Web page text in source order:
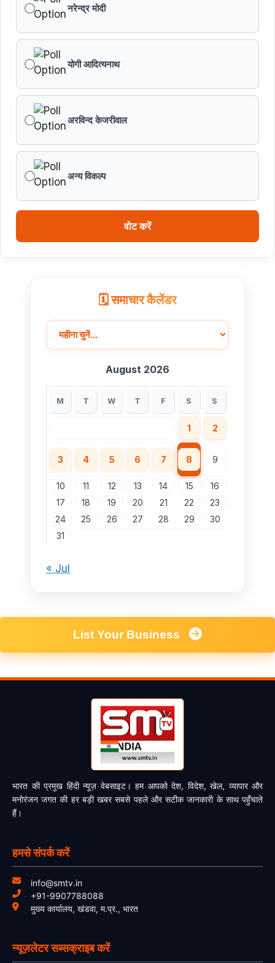
नरेन्द्र मोदी
योगी आदित्यनाथ
अरविन्द केजरीवाल
अन्य विकल्प
वोट करें
🗓️ समाचार कैलेंडर
August 2026
M T W T F S S
1 2
3 4 5 6 7 8 9
10 11 12 13 14 15
16
17
18 19 20 21 22
23
24
25 26 27 28 29
30
31
« Jul
List Your Business
भारत की प्रमुख हिंदी न्यूज़ वेबसाइट। हम आपको देश, विदेश, खेल, व्यापार और
मनोरंजन जगत की हर बड़ी खबर सबसे पहले और सटीक जानकारी के साथ पहुँचाते
हैं।
हमसे संपर्क करें
info@smtv.in
+91-9907788088
मुख्य कार्यालय, खंडवा, म.प्र., भारत
न्यूज़लेटर सब्सक्राइब करें